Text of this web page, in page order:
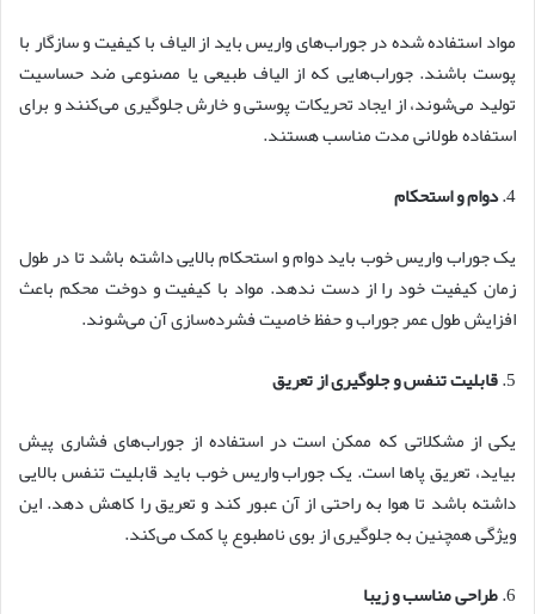
مواد استفاده شده در جوراب‌های واریس باید از الیاف با کیفیت و سازگار با
پوست باشند. جوراب‌هایی که از الیاف طبیعی یا مصنوعی ضد حساسیت
تولید می‌شوند، از ایجاد تحریکات پوستی و خارش جلوگیری می‌کنند و برای
استفاده طولانی مدت مناسب هستند.
4. دوام و استحکام
یک جوراب واریس خوب باید دوام و استحکام بالایی داشته باشد تا در طول
زمان کیفیت خود را از دست ندهد. مواد با کیفیت و دوخت محکم باعث
افزایش طول عمر جوراب و حفظ خاصیت فشرده‌سازی آن می‌شوند.
5. قابلیت تنفس و جلوگیری از تعریق
یکی از مشکلاتی که ممکن است در استفاده از جوراب‌های فشاری پیش
بیاید، تعریق پاها است. یک جوراب واریس خوب باید قابلیت تنفس بالایی
داشته باشد تا هوا به راحتی از آن عبور کند و تعریق را کاهش دهد. این
ویژگی همچنین به جلوگیری از بوی نامطبوع پا کمک می‌کند.
6. طراحی مناسب و زیبا